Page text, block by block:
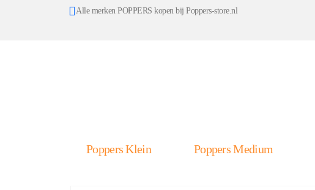
Alle merken POPPERS kopen bij Poppers-store.nl
Poppers Klein Poppers Medium